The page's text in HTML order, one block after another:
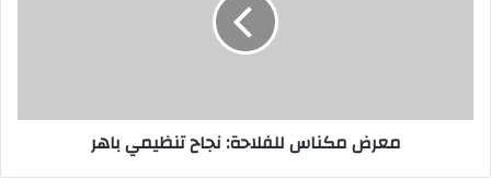
معرض مكناس للفلاحة: نجاح تنظيمي باهر